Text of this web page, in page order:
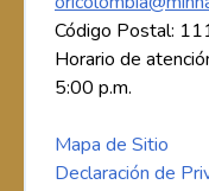
Código Postal:
Horario de
5:00 p.m.
Mapa de Sitio
Declaración de